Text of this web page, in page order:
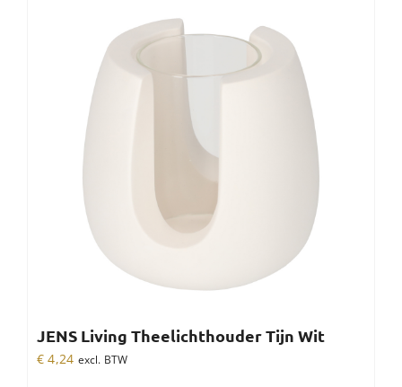
JENS Living Theelichthouder Tijn Wit
€ 4,24 excl. BTW